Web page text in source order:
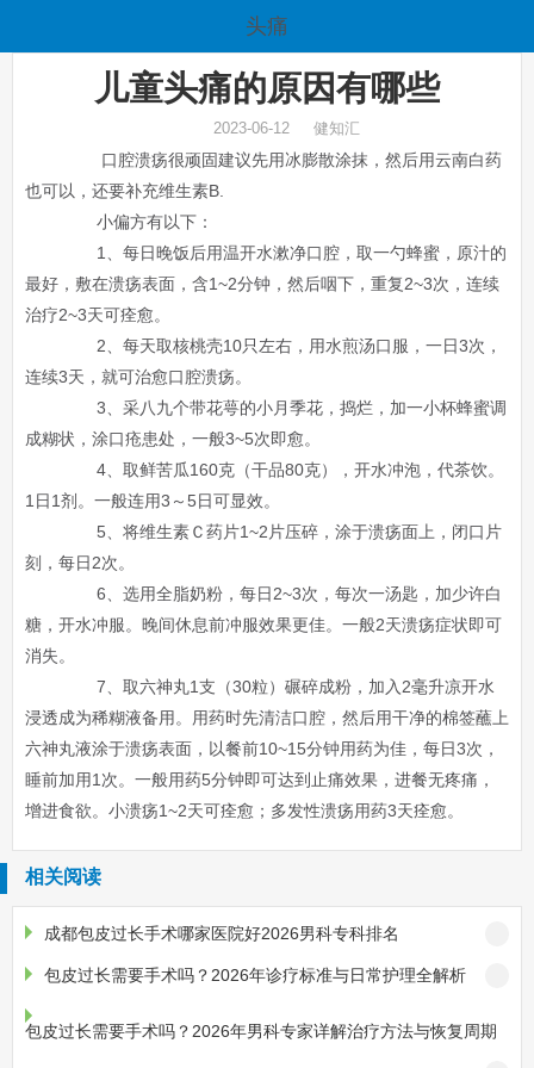
头痛
儿童头痛的原因有哪些
2023-06-12 健知汇
口腔溃疡很顽固建议先用冰膨散涂抹，然后用云南白药
也可以，还要补充维生素B.
小偏方有以下：
1、每日晚饭后用温开水漱净口腔，取一勺蜂蜜，原汁的
最好，敷在溃疡表面，含1~2分钟，然后咽下，重复2~3次，连续
治疗2~3天可痊愈。
2、每天取核桃壳10只左右，用水煎汤口服，一日3次，
连续3天，就可治愈口腔溃疡。
3、采八九个带花萼的小月季花，捣烂，加一小杯蜂蜜调
成糊状，涂口疮患处，一般3~5次即愈。
4、取鲜苦瓜160克（干品80克），开水冲泡，代茶饮。
1日1剂。一般连用3～5日可显效。
5、将维生素Ｃ药片1~2片压碎，涂于溃疡面上，闭口片
刻，每日2次。
6、选用全脂奶粉，每日2~3次，每次一汤匙，加少许白
糖，开水冲服。晚间休息前冲服效果更佳。一般2天溃疡症状即可
消失。
7、取六神丸1支（30粒）碾碎成粉，加入2毫升凉开水
浸透成为稀糊液备用。用药时先清洁口腔，然后用干净的棉签蘸上
六神丸液涂于溃疡表面，以餐前10~15分钟用药为佳，每日3次，
睡前加用1次。一般用药5分钟即可达到止痛效果，进餐无疼痛，
增进食欲。小溃疡1~2天可痊愈；多发性溃疡用药3天痊愈。
相关阅读
成都包皮过长手术哪家医院好2026男科专科排名
包皮过长需要手术吗？2026年诊疗标准与日常护理全解析
包皮过长需要手术吗？2026年男科专家详解治疗方法与恢复周期